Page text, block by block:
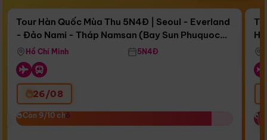
Còn16 ngày 22:19:30
Bay Sun Phuquoc Airways
Tour Hàn Quốc Mùa Thu 5N4Đ | Seoul - Everland
- Đảo Nami - Tháp Namsan (Bay Sun Phuquoc
Airways)
Hồ Chí Minh 5N4Đ
26/08
Còn 9/10 chỗ
Còn 9/10 chỗ